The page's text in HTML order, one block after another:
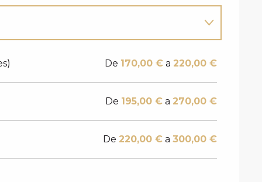
De 170,00 € a 220,00 €
De 195,00 € a 270,00 €
De 220,00 € a300,00 €